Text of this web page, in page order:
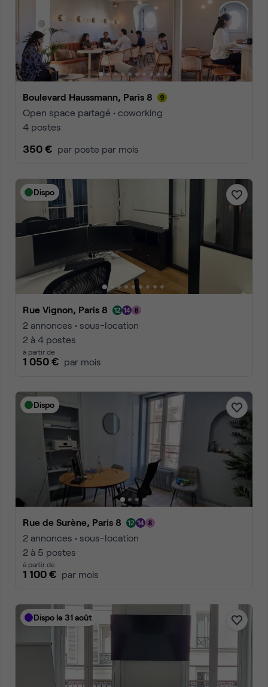
Boulevard Haussmann, Paris 8
Open space partagé • coworking
4 postes
350 € par poste par mois
Dispo
Rue Vignon, Paris 8
2 annonces • sous-location
2 à 4 postes
à partir de
1 050 € par mois
Dispo
Rue de Surène, Paris 8
2 annonces • sous-location
2 à 5 postes
à partir de
1 100 € par mois
Dispo le 31 août